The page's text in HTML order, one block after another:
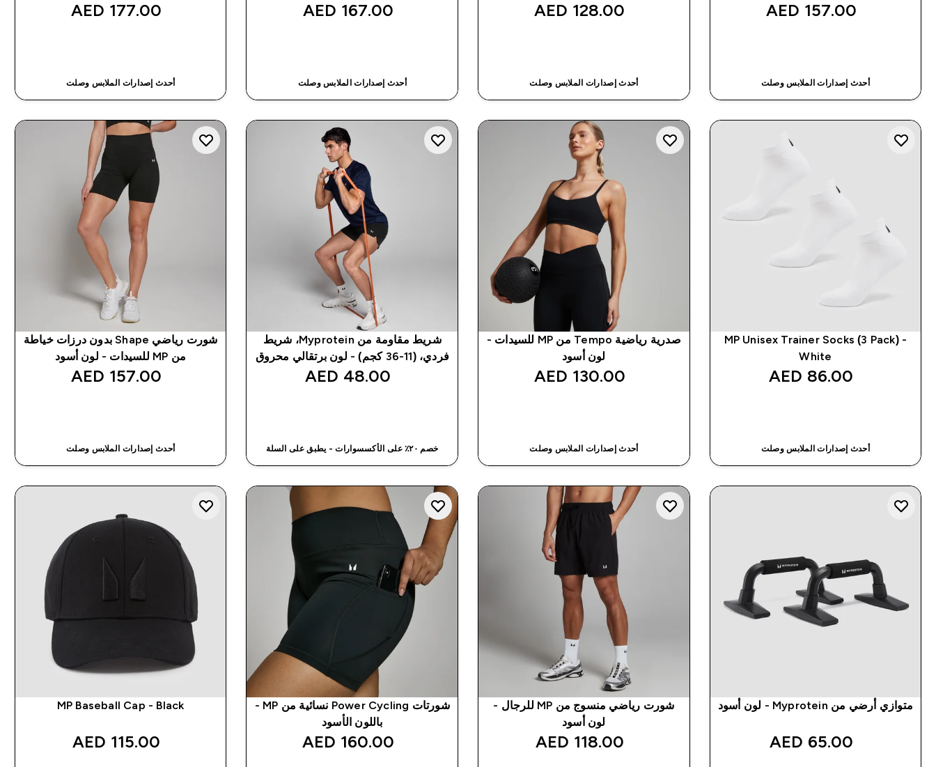
157.00 AED‎
أحدث إصدارات الملابس وصلت
128.00 AED‎
أحدث إصدارات الملابس وصلت
167.00 AED‎
أحدث إصدارات الملابس وصلت
177.00 AED‎
أحدث إصدارات الملابس وصلت
MP Unisex Trainer Socks (3 Pack) -
White
86.00 AED‎
أحدث إصدارات الملابس وصلت
صدرية رياضية Tempo من MP للسيدات -
لون أسود
130.00 AED‎
أحدث إصدارات الملابس وصلت
شريط مقاومة من Myprotein، شريط
فردي، (11-36 كجم) - لون برتقالي محروق
48.00 AED‎
خصم ٢٠٪ على الأكسسوارات - يطبق على السلة
شورت رياضي Shape بدون درزات خياطة
من MP للسيدات - لون أسود
157.00 AED‎
أحدث إصدارات الملابس وصلت
متوازي أرضي من Myprotein - لون أسود
65.00 AED‎
شورت رياضي منسوج من MP للرجال -
لون أسود
118.00 AED‎
شورتات Power Cycling نسائية من MP -
باللون الأسود
160.00 AED‎
MP Baseball Cap - Black
115.00 AED‎